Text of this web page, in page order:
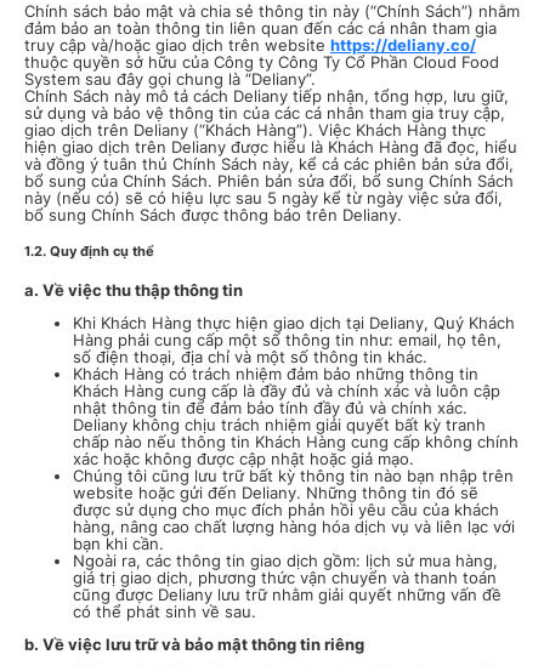
Chính sách bảo mật và chia sẻ thông tin này (“Chính Sách”) nhằm
đảm bảo an toàn thông tin liên quan đến các cá nhân tham gia
truy cập và/hoặc giao dịch trên website https://deliany.co/
thuộc quyền sở hữu của Công ty Công Ty Cổ Phần Cloud Food
System sau đây gọi chung là “Deliany”.
Chính Sách này mô tả cách Deliany tiếp nhận, tổng hợp, lưu giữ,
sử dụng và bảo vệ thông tin của các cá nhân tham gia truy cập,
giao dịch trên Deliany (“Khách Hàng”). Việc Khách Hàng thực
hiện giao dịch trên Deliany được hiểu là Khách Hàng đã đọc, hiểu
và đồng ý tuân thủ Chính Sách này, kể cả các phiên bản sửa đổi,
bổ sung của Chính Sách. Phiên bản sửa đổi, bổ sung Chính Sách
này (nếu có) sẽ có hiệu lực sau 5 ngày kể từ ngày việc sửa đổi,
bổ sung Chính Sách được thông báo trên Deliany.
1.2. Quy định cụ thể
a. Về việc thu thập thông tin
Khi Khách Hàng thực hiện giao dịch tại Deliany, Quý Khách
Hàng phải cung cấp một số thông tin như: email, họ tên,
số điện thoại, địa chỉ và một số thông tin khác.
Khách Hàng có trách nhiệm đảm bảo những thông tin
Khách Hàng cung cấp là đầy đủ và chính xác và luôn cập
nhật thông tin để đảm bảo tính đầy đủ và chính xác.
Deliany không chịu trách nhiệm giải quyết bất kỳ tranh
chấp nào nếu thông tin Khách Hàng cung cấp không chính
xác hoặc không được cập nhật hoặc giả mạo.
Chúng tôi cũng lưu trữ bất kỳ thông tin nào bạn nhập trên
website hoặc gửi đến Deliany. Những thông tin đó sẽ
được sử dụng cho mục đích phản hồi yêu cầu của khách
hàng, nâng cao chất lượng hàng hóa dịch vụ và liên lạc với
bạn khi cần.
Ngoài ra, các thông tin giao dịch gồm: lịch sử mua hàng,
giá trị giao dịch, phương thức vận chuyển và thanh toán
cũng được Deliany lưu trữ nhằm giải quyết những vấn đề
có thể phát sinh về sau.
b. Về việc lưu trữ và bảo mật thông tin riêng